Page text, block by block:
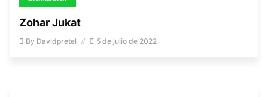
Zohar Jukat
By Davidpretel 5 de julio de 2022